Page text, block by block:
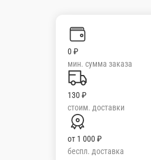
0 ₽
мин. сумма заказа
130 ₽
стоим. доставки
от1 000 ₽
беспл. доставка